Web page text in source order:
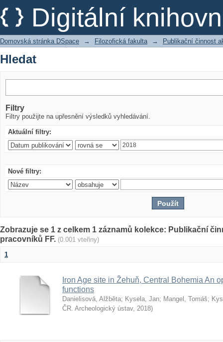
Digitální
Hledat
Domovská stránka DSpace → Filozofická fakulta → Publikační činnost
Hledat
Filtry
Filtry použijte na upřesnění výsledků vyhledávání.
Aktuální filtry:
Nové filtry:
Zobrazuje se 1 z celkem 1 záznamů kolekce: Publikační
pracovníků FF. (0.001 vteřiny)
1
Iron Age site in Žehuň, Central Bohemia An
functions
Danielisová, Alžběta; Kysela, Jan; Mangel, Tomáš;
ČR. Archeologický ústav, 2018)